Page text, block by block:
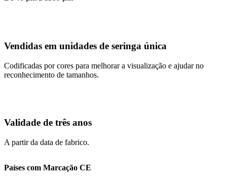
Vendidas em unidades de seringa única
Codificadas por cores para melhorar a visualização e ajudar no
reconhecimento de tamanhos.
Validade de três anos
A partir da data de fabrico.
Países com Marcação CE